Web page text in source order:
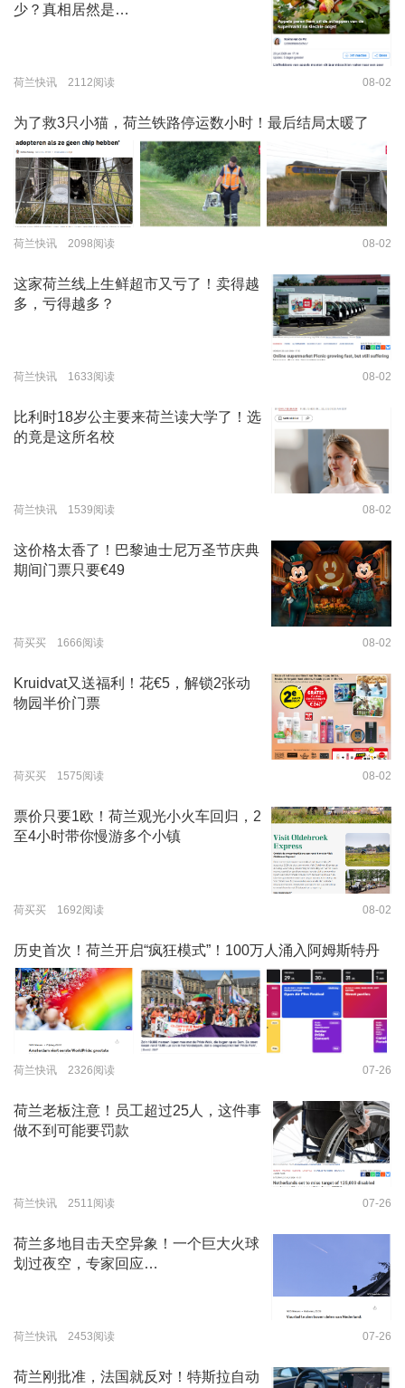
少？真相居然是…
荷兰快讯 2112阅读 08-02
为了救3只小猫，荷兰铁路停运数小时！最后结局太暖了
荷兰快讯 2098阅读 08-02
这家荷兰线上生鲜超市又亏了！卖得越
多，亏得越多？
荷兰快讯 1633阅读 08-02
比利时18岁公主要来荷兰读大学了！选
的竟是这所名校
荷兰快讯 1539阅读 08-02
这价格太香了！巴黎迪士尼万圣节庆典
期间门票只要€49
荷买买 1666阅读 08-02
Kruidvat又送福利！花€5，解锁2张动
物园半价门票
荷买买 1575阅读 08-02
票价只要1欧！荷兰观光小火车回归，2
至4小时带你慢游多个小镇
荷买买 1692阅读 08-02
历史首次！荷兰开启“疯狂模式”！100万人涌入阿姆斯特丹
荷兰快讯 2326阅读 07-26
荷兰老板注意！员工超过25人，这件事
做不到可能要罚款
荷兰快讯 2511阅读 07-26
荷兰多地目击天空异象！一个巨大火球
划过夜空，专家回应…
荷兰快讯 2453阅读 07-26
荷兰刚批准，法国就反对！特斯拉自动